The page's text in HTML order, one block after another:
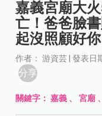
嘉義宮廟大
亡！爸爸臉
起沒照顧好你
作者： 游資芸 | 發表日
分享
關鍵字：嘉義 、宮廟